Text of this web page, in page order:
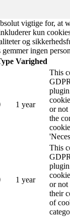
vigtige for, at
kun
og
ingen
Varighed
1 year
This
or not
the
1 year
This
or not
their
of